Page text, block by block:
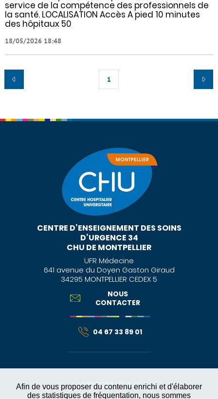
Afin de vous proposer du contenu enrichi et d'élaborer
des statistiques de fréquentation, nous sommes
service de la compétence des professionnels de
la santé. LOCALISATION Accès A pied 10 minutes
des hôpitaux 50
18/05/2026 18:48
1
CENTRE D’ENSEIGNEMENT DES SOINS
D’URGENCE 34
CHU DE MONTPELLIER
UFR Médecine
641 avenue du Doyen Gaston Giraud
34295 MONTPELLIER CEDEX 5
NOUS
CONTACTER
04 67 33 89 01
MENTIONS LÉGALES